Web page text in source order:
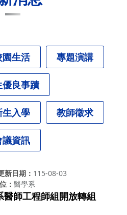
園生活 專題演講
優良事蹟
生入學 教師徵求
議資訊
新日期
115-08-03
醫學系
師工程師組開放轉組